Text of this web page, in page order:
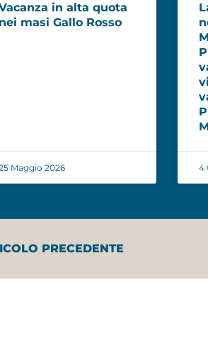
in alta quota
nei masi Gallo Rosso
Maggio 2026 4
PRECEDENTE